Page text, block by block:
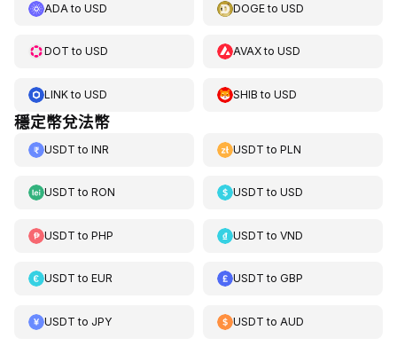
ADA to USD DOGEtoUSD
DOT to USD AVAXtoUSD
LINKto USD SHIB toUSD
穩定幣兌法幣
USDT to INR USDT toPLN
USDT to RON USDT toUSD
USDT to PHP USDT toVND
USDT to EUR USDT toGBP
USDT to JPY USDT to AUD